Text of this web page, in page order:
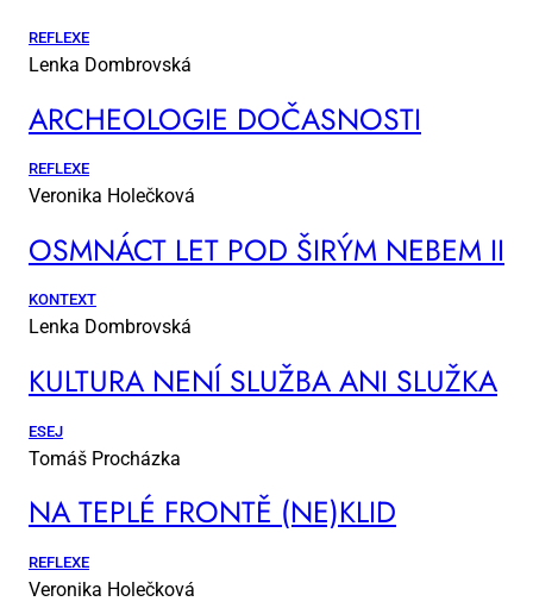
REFLEXE
Lenka Dombrovská
AR­CHE­O­LO­GIE DO­ČAS­NOS­TI
REFLEXE
Veronika Holečková
OSM­NÁCT LET POD ŠI­RÝM NE­BEM II
KONTEXT
Lenka Dombrovská
KUL­TU­RA NE­NÍ SLUŽ­BA ANI SLUŽ­KA
ESEJ
Tomáš Procházka
NA TEP­LÉ FRON­TĚ (NE)KLID
REFLEXE
Veronika Holečková